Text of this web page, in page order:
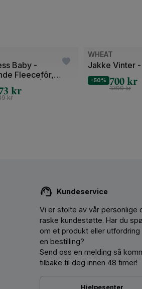
Baby -
Fleecefôr,
| Thermo
kr
kr
Bilde
av
WHEAT
Jakke Vinter -
-50% 700kr
1399kr
Kundeservice
Vi er stolte av vår personlige
raske kundestøtte. Har du
om et produkt eller utfordring
en bestilling?
Send oss ​​en melding så
tilbake til deg innen 48 timer!
Hjelpesenter